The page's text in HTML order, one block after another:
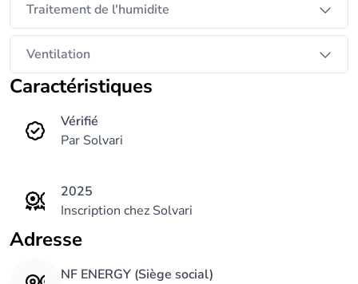
Traitement de l'humidite
Ventilation
Caractéristiques
Vérifié
Par Solvari
2025
Inscription chez Solvari
Adresse
NF ENERGY (Siège social)